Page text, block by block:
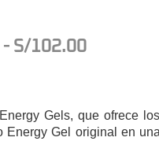
- S/102.00
Gels, que ofrece
Energy Gel original en